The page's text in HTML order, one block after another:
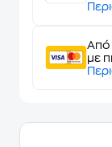
Από
με